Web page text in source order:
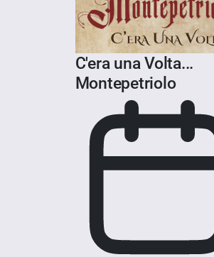
C'era una Volta...
Montepetriolo